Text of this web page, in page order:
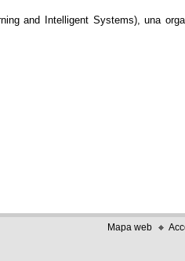
and Intelligent Systems), una
Mapa web